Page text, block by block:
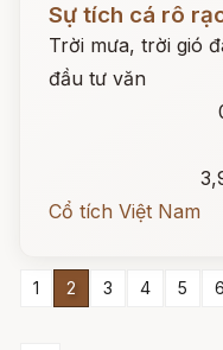
Sự tích cá rô
Trời mưa, trời gió
đầu tư văn
Cổ tích Việt Nam
1 2 3 4 5 6